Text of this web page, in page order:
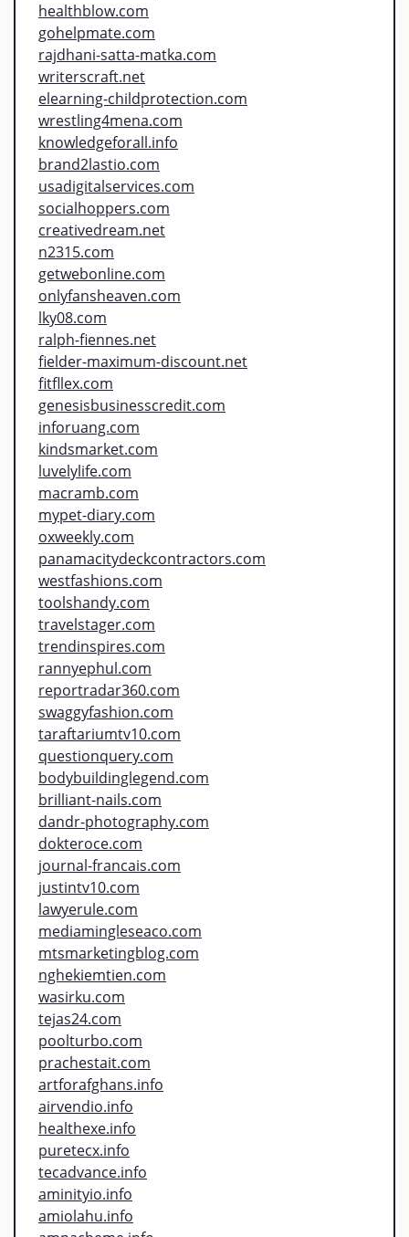
healthblow.com
gohelpmate.com
rajdhani-satta-matka.com
writerscraft.net
elearning-childprotection.com
wrestling4mena.com
knowledgeforall.info
brand2lastio.com
usadigitalservices.com
socialhoppers.com
creativedream.net
n2315.com
getwebonline.com
onlyfansheaven.com
lky08.com
ralph-fiennes.net
fielder-maximum-discount.net
fitfllex.com
genesisbusinesscredit.com
inforuang.com
kindsmarket.com
luvelylife.com
macramb.com
mypet-diary.com
oxweekly.com
panamacitydeckcontractors.com
westfashions.com
toolshandy.com
travelstager.com
trendinspires.com
rannyephul.com
reportradar360.com
swaggyfashion.com
taraftariumtv10.com
questionquery.com
bodybuildinglegend.com
brilliant-nails.com
dandr-photography.com
dokteroce.com
journal-francais.com
justintv10.com
lawyerule.com
mediamingleseaco.com
mtsmarketingblog.com
nghekiemtien.com
wasirku.com
tejas24.com
poolturbo.com
prachestait.com
artforafghans.info
airvendio.info
healthexe.info
puretecx.info
tecadvance.info
aminityio.info
amiolahu.info